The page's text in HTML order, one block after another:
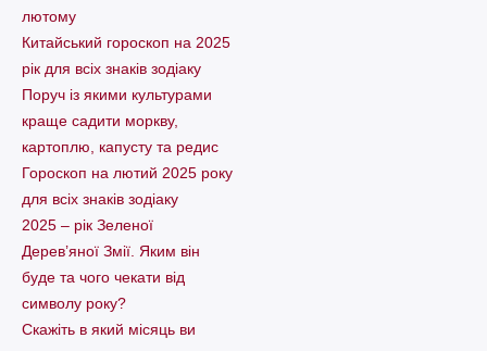
лютому
Китайський гороскоп на 2025
рік для всіх знаків зодіаку
Поруч із якими культурами
краще садити моркву,
картоплю, капусту та редис
Гороскоп на лютий 2025 року
для всіх знаків зодіаку
2025 – рік Зеленої
Дерев’яної Змії. Яким він
буде та чого чекати від
символу року?
Скажіть в який місяць ви